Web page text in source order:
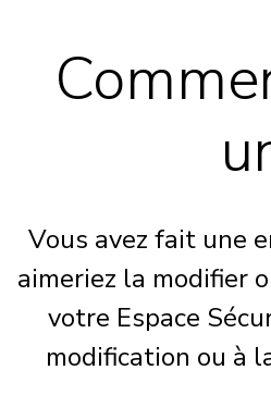
Vous avez fait une
aimeriez la modifier
votre Espace
modification ou à